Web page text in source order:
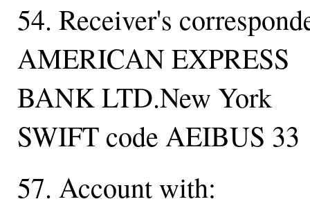
54. Receiver's
AMERICAN EXPRESS
BANK LTD.New York
SWIFT code AEIBUS 33
57. Account with: